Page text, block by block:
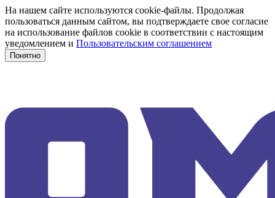
На нашем сайте используются cookie-файлы. Продолжая
пользоваться данным сайтом, вы подтверждаете свое согласие
на использование файлов cookie в соответствии с настоящим
уведомлением и Пользовательским соглашением
Понятно